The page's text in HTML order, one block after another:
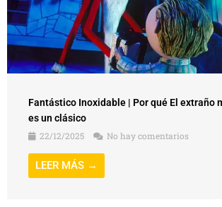
Fantástico Inoxidable | Por qué El extraño
es un clásico
22/12/2025
No hay comentarios
LEER MÁS →